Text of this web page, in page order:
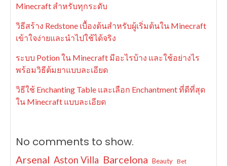
Minecraft สำหรับทุกระดับ
วิธีสร้าง Redstone เบื้องต้นสำหรับผู้เริ่มต้นใน Minecraft
เข้าใจง่ายและนำไปใช้ได้จริง
ระบบ Potion ใน Minecraft มีอะไรบ้าง และใช้อย่างไร
พร้อมวิธีต้มยาแบบละเอียด
วิธีใช้ Enchanting Table และเลือก Enchantment ที่ดีที่สุด
ใน Minecraft แบบละเอียด
No comments to show.
Arsenal Aston Villa Barcelona Beauty Bet